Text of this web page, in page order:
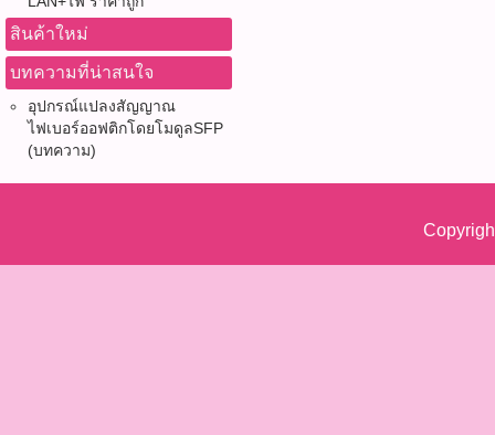
สินค้าใหม่
บทความที่น่าสนใจ
อุปกรณ์แปลงสัญญาณ
ไฟเบอร์ออฟติก​โดยโมดูลSFP
(บทความ)